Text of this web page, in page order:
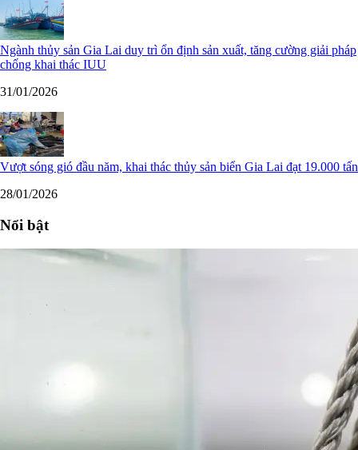
Ngành thủy sản Gia Lai duy trì ổn định sản xuất, tăng cường giải pháp
chống khai thác IUU
31/01/2026
Vượt sóng gió đầu năm, khai thác thủy sản biển Gia Lai đạt 19.000 tấn
28/01/2026
Nổi bật